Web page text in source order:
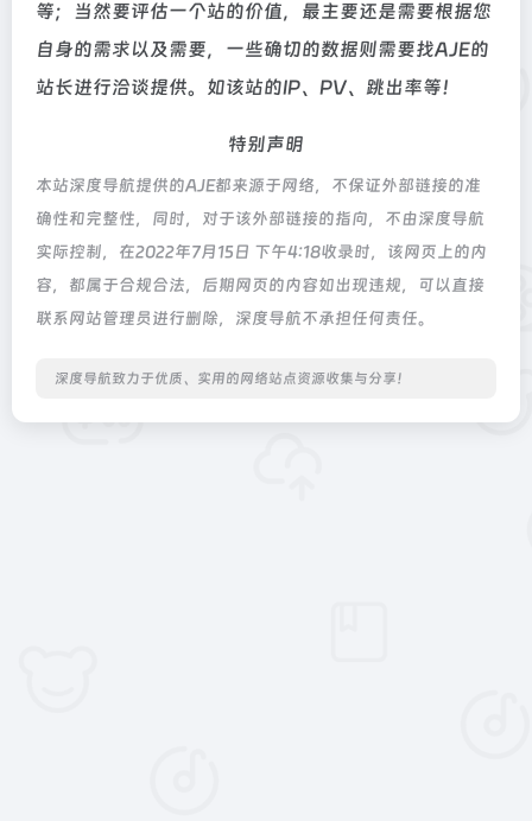
等；当然要评估一个站的价值，最主要还是需要根据您
自身的需求以及需要，一些确切的数据则需要找AJE的
站长进行洽谈提供。如该站的IP、PV、跳出率等！
特别声明
本站深度导航提供的AJE都来源于网络，不保证外部链接的准
确性和完整性，同时，对于该外部链接的指向，不由深度导航
实际控制，在2022年7月15日 下午4:18收录时，该网页上的内
容，都属于合规合法，后期网页的内容如出现违规，可以直接
联系网站管理员进行删除，深度导航不承担任何责任。
深度导航致力于优质、实用的网络站点资源收集与分享！